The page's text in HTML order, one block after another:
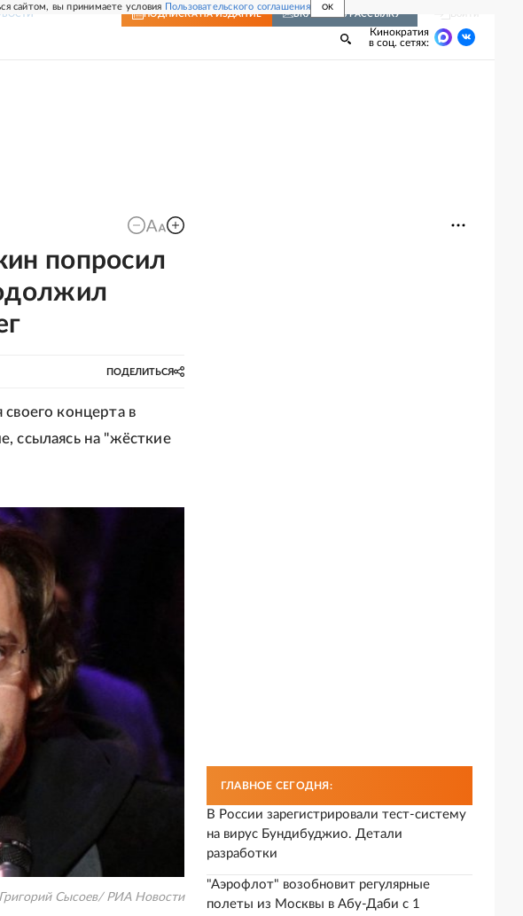
сайтом, вы принимаете условия Пользовательского соглашения OK
ПОДПИСКА НА ИЗДАНИЕ ВКЛЮЧИТЬ РАССЫЛКУ
Кинократия
в соц. сетях:
попросил
ПОДЕЛИТЬСЯ
концерта в
ссылаясь на "жёсткие
Григорий Сысоев/ РИА Новости
ГЛАВНОЕ СЕГОДНЯ:
В России зарегистрировали тест-систему
на вирус Бундибуджио. Детали
разработки
"Аэрофлот" возобновит регулярные
полеты из Москвы в Абу-Даби с 1